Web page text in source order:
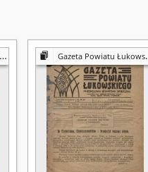
Gazeta Powiatu Łukowskiego